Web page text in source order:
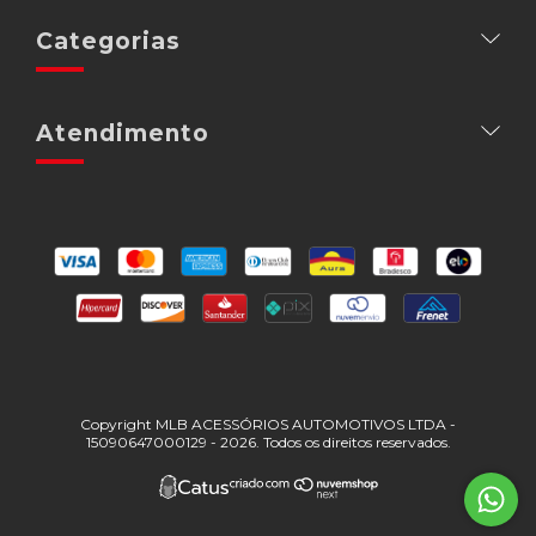
Categorias
Atendimento
Copyright MLB ACESSÓRIOS AUTOMOTIVOS LTDA -
15090647000129 - 2026. Todos os direitos reservados.